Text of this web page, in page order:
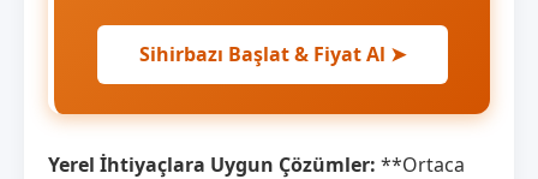
Sihirbazı Başlat & Fiyat Al ➤
Yerel İhtiyaçlara Uygun Çözümler: **Ortaca